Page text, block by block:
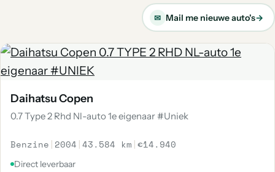
✉ Mail me nieuwe auto's→
Daihatsu Copen
0.7 Type 2 Rhd Nl-auto 1e eigenaar #Uniek
Benzine | 2004 |43.584 km |€14.940
Direct leverbaar